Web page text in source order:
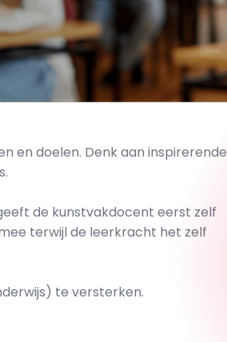
en doelen. Denk aan inspirerende
de kunstvakdocent eerst zelf
terwijl de leerkracht het zelf
te versterken.